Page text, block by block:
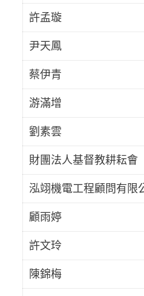
許孟璇
尹天鳳
蔡伊青
游滿增
劉素雲
財團法人基督教耕耘會
泓翊機電工程顧問有限
顧雨婷
許文玲
陳錦梅